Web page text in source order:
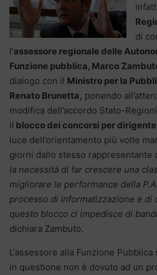
di
l’assessore regionale delle
Funzione pubblica, Marco
dialogo con il Ministro per la
Renato Brunetta, ponendo
modifica dell’accordo Stato-
il blocco dei concorsi per
luce dell’orientamento più volte
giorni dallo stesso rappresentante
la necessità di far crescere una
migliorare le performance della
processo di informatizzazione e di
questo blocco ci impedisce di
dichiara Zambuto.
L’assessore alla Funzione
in questione non è dovuto ad un